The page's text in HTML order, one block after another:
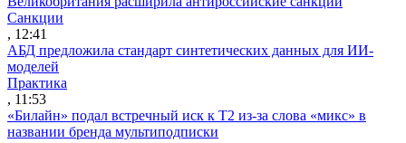
Санкции
, 12:41
АБД предложила стандарт синтетических данных для ИИ-
моделей
Практика
, 11:53
«Билайн» подал встречный иск к Т2 из-за слова «микс» в
названии бренда мультиподписки